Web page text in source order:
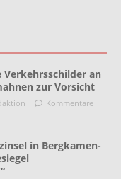
Verkehrsschilder an
zur Vorsicht
Kommentare
in Bergkamen-